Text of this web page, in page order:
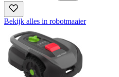
Bekijk alles in robotmaaier